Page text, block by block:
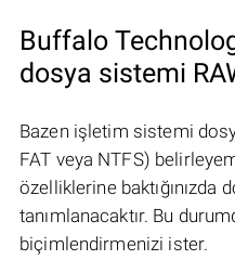
Buffalo
dosya sistemi
Bazen işletim sistemi
FAT veya NTFS)
özelliklerine baktığınızda
tanımlanacaktır. Bu
biçimlendirmenizi ister.